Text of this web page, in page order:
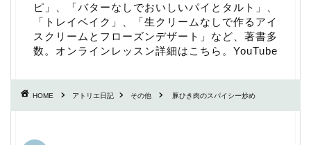
ピ 」、「バターなしでおいしいパイとタルト 」、
「 トレイベイク 」、「生クリームなしで作るアイ
スクリームとフローズンデザート 」など、著書多
数。 オンラインレッスン詳細はこちら 。 YouTube
HOME アトリエ日記 その他 豚ひき肉のスパイシー炒め